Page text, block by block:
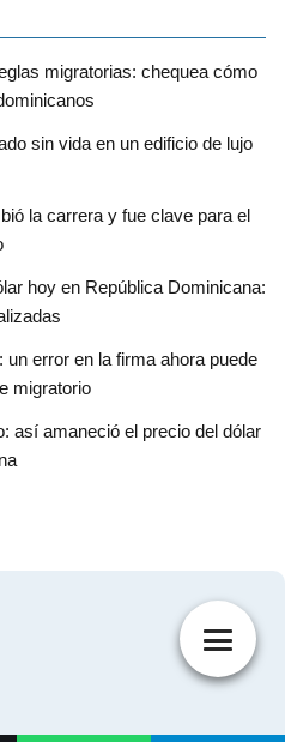
migratorias: chequea cómo
sin vida en un edificio de lujo
la carrera y fue clave para el
hoy en República Dominicana:
error en la firma ahora puede
migratorio
así amaneció el precio del dólar